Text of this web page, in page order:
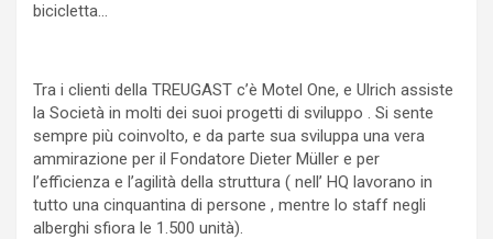
bicicletta…
Tra i clienti della TREUGAST c’è Motel One, e Ulrich assiste
la Società in molti dei suoi progetti di sviluppo . Si sente
sempre più coinvolto, e da parte sua sviluppa una vera
ammirazione per il Fondatore Dieter Müller e per
l’efficienza e l’agilità della struttura ( nell’ HQ lavorano in
tutto una cinquantina di persone , mentre lo staff negli
alberghi sfiora le 1.500 unità).